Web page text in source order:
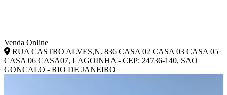
Venda Online
RUA CASTRO ALVES,N. 836 CASA 02 CASA 03 CASA 05
CASA 06 CASA07, LAGOINHA - CEP: 24736-140, SAO
GONCALO - RIO DE JANEIRO